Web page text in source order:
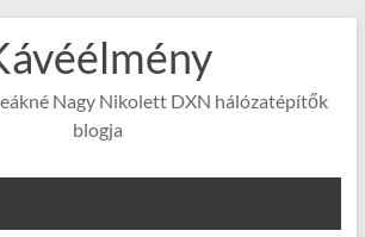
Nagy Nikolett DXN hálózatépítők
blogja